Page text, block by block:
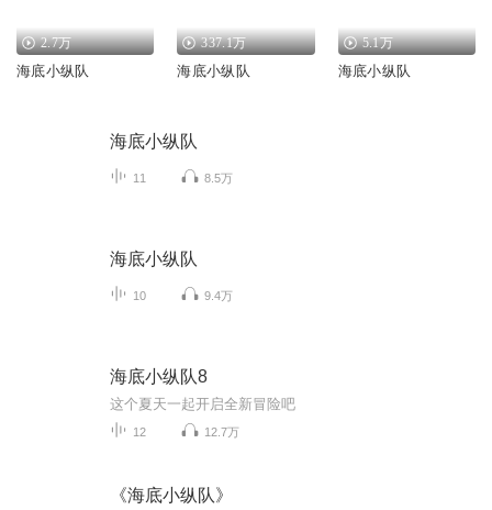
2.7万
海底小纵队
337.1万
海底小纵队
5.1万
海底小纵队
海底小纵队
11 8.5万
海底小纵队
10 9.4万
海底小纵队8
这个夏天一起开启全新冒险吧
12 12.7万
《海底小纵队》